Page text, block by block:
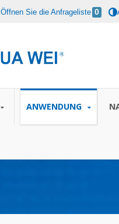
Öffnen Sie die Anfrageliste 0
ANWENDUNG